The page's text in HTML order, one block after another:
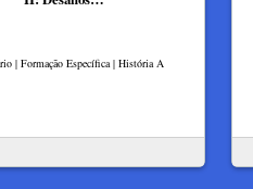
| Formação Específica | História A